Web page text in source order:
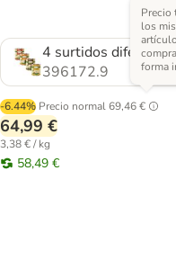
4 surtidos diferentes
396172.9
-6.44% Precio normal69,46 €
Precio
los
forma
64,99 €
3,38 € / kg
58,49 €